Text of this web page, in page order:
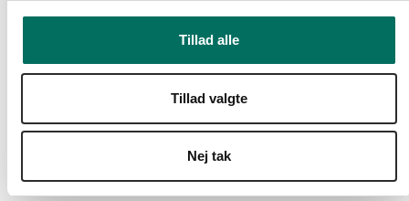
Tillad alle
Tillad valgte
Nej tak